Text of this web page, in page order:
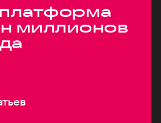
миллионов